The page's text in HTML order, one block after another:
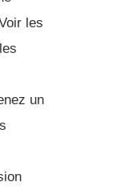
les
un